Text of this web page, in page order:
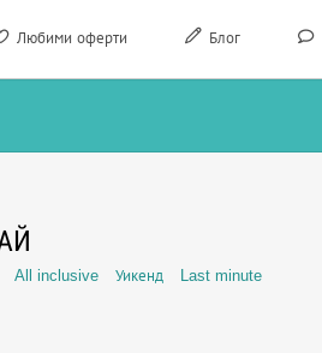
Любими оферти Блог
All inclusive Уикенд Last minute